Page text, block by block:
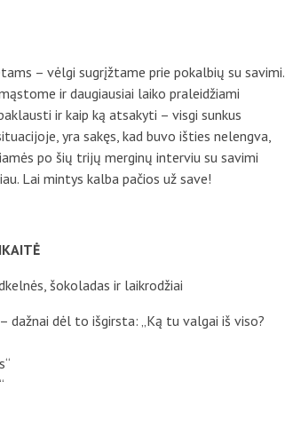
į dalykus
ir lengvatos
– vėlgi sugrįžtame prie pokalbių su savimi.
ir daugiausiai laiko praleidžiami
ir kaip ką atsakyti – visgi sunkus
yra sakęs, kad buvo išties nelengva,
po šių trijų merginų interviu su savimi
Lai mintys kalba pačios už save!
šokoladas ir laikrodžiai
dažnai dėl to išgirsta: „Ką tu valgai iš viso?